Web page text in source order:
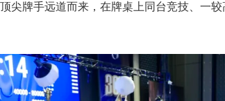
尖牌手远道而来，在牌桌上同台竞技、一